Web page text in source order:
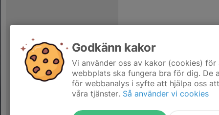
Godkänn kakor
Vi använder oss av kakor (cookies)
webbplats ska fungera bra för dig. De
för webbanalys i syfte att hjälpa oss
våra tjänster. Så använder vi cookies